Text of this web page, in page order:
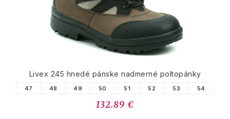
Livex 245 hnedé pánske nadmerné poltopánky
47 48 49 50 51 52 53 54
132.89 €